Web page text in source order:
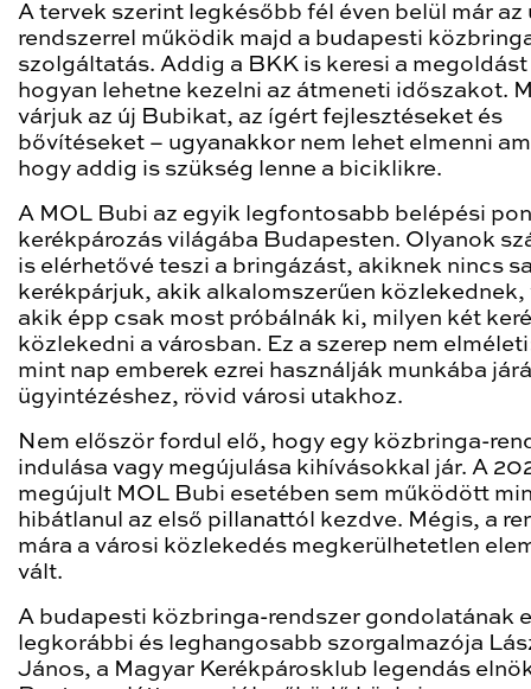
A tervek szerint legkésőbb fél éven belül már az
rendszerrel működik majd a budapesti
szolgáltatás. Addig a BKK is keresi a megoldást
hogyan lehetne kezelni az átmeneti időszakot.
várjuk az új Bubikat, az ígért fejlesztéseket és
bővítéseket – ugyanakkor nem lehet elmenni
hogy addig is szükség lenne a biciklikre.
A MOL Bubi az egyik legfontosabb belépési
kerékpározás világába Budapesten. Olyanok
is elérhetővé teszi a bringázást, akiknek nincs
kerékpárjuk, akik alkalomszerűen közlekednek,
akik épp csak most próbálnák ki, milyen két
közlekedni a városban. Ez a szerep nem
mint nap emberek ezrei használják munkába
ügyintézéshez, rövid városi utakhoz.
Nem először fordul elő, hogy egy közbringa-
indulása vagy megújulása kihívásokkal jár. A
megújult MOL Bubi esetében sem működött
hibátlanul az első pillanattól kezdve. Mégis, a
mára a városi közlekedés megkerülhetetlen
vált.
A budapesti közbringa-rendszer gondolatának
legkorábbi és leghangosabb szorgalmazója
János, a Magyar Kerékpárosklub legendás